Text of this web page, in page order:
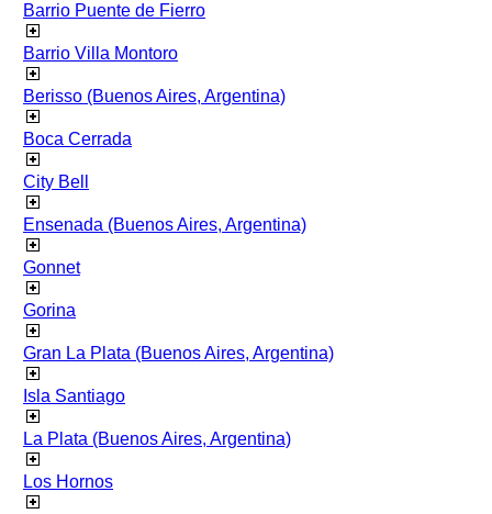
Barrio Puente de Fierro
Barrio Villa Montoro
Berisso (Buenos Aires, Argentina)
Boca Cerrada
City Bell
Ensenada (Buenos Aires, Argentina)
Gonnet
Gorina
Gran La Plata (Buenos Aires, Argentina)
Isla Santiago
La Plata (Buenos Aires, Argentina)
Los Hornos